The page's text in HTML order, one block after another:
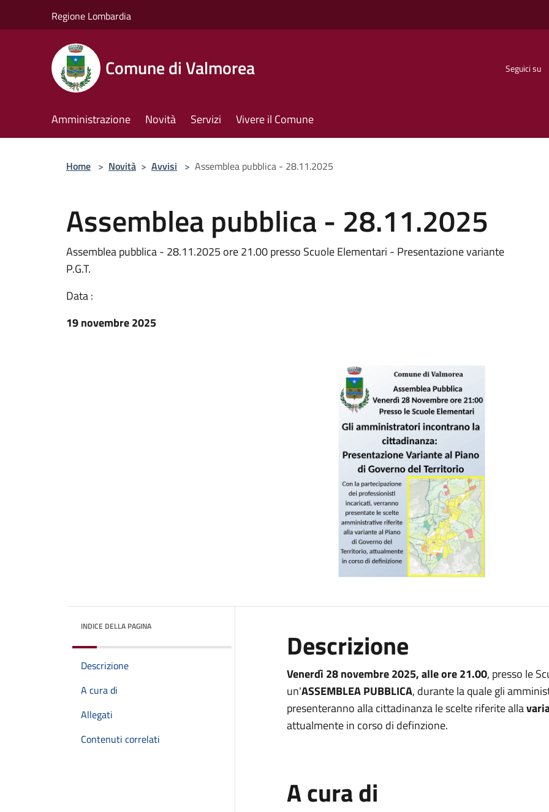
Regione Lombardia
Comune di Valmorea Seguici su
Amministrazione Novità Servizi Vivere il Comune
Home > Novità > Avvisi > Assemblea pubblica - 28.11.2025
Assemblea pubblica - 28.11.2025
Assemblea pubblica - 28.11.2025 ore 21.00 presso Scuole Elementari - Presentazione variante
P.G.T.
Data :
19 novembre 2025
INDICE DELLA PAGINA
Descrizione
A cura di
Allegati
Contenuti correlati
Descrizione
Venerdì 28 novembre 2025, alle ore 21.00, presso le
un'ASSEMBLEA PUBBLICA, durante la quale gli
presenteranno alla cittadinanza le scelte riferite alla
attualmente in corso di definzione.
A cura di